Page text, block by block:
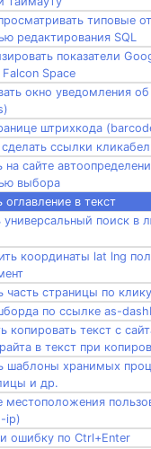
типовые
редактирования SQL
показатели
Space
окно уведомления
штрихкода
сделать ссылки
на сайте
выбора
оглавление в текст
универсальный поиск в
координаты lat lng
часть страницы по
по ссылке as-
копировать текст с
в текст при
шаблоны хранимых
и др.
местоположения
ip)
ошибку по Ctrl+Enter